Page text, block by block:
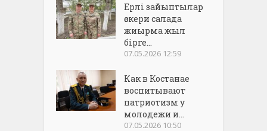
Ерлі зайыптылар
әскери салада
жиырма жыл
бірге...
07.05.2026 12:59
Как в Костанае
воспитывают
патриотизм у
молодежи и...
07.05.2026 10:50